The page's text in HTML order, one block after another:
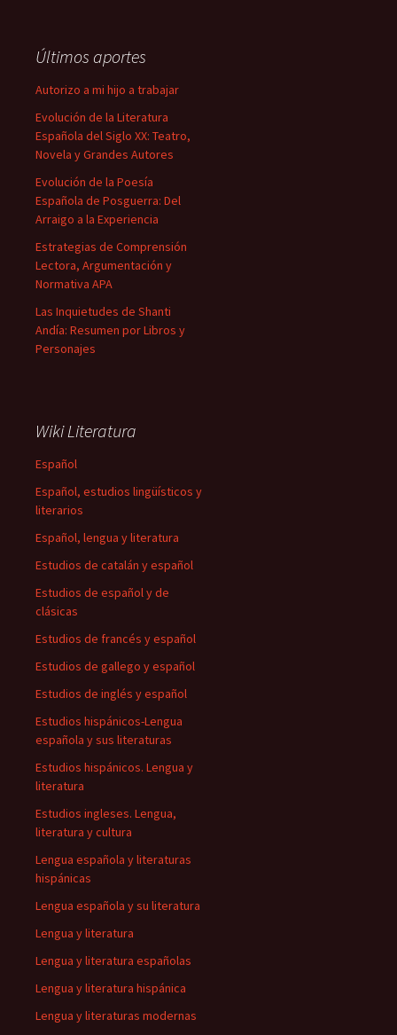
Últimos aportes
Autorizo a mi hijo a trabajar
Evolución de la Literatura
Española del Siglo XX: Teatro,
Novela y Grandes Autores
Evolución de la Poesía
Española de Posguerra: Del
Arraigo a la Experiencia
Estrategias de Comprensión
Lectora, Argumentación y
Normativa APA
Las Inquietudes de Shanti
Andía: Resumen por Libros y
Personajes
Wiki Literatura
Español
Español, estudios lingüísticos y
literarios
Español, lengua y literatura
Estudios de catalán y español
Estudios de español y de
clásicas
Estudios de francés y español
Estudios de gallego y español
Estudios de inglés y español
Estudios hispánicos-Lengua
española y sus literaturas
Estudios hispánicos. Lengua y
literatura
Estudios ingleses. Lengua,
literatura y cultura
Lengua española y literaturas
hispánicas
Lengua española y su literatura
Lengua y literatura
Lengua y literatura españolas
Lengua y literatura hispánica
Lengua y literaturas modernas